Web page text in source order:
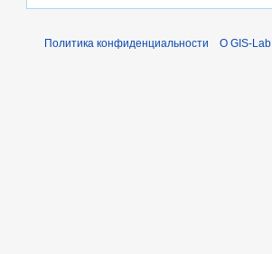
Политика конфиденциальности О GIS-Lab